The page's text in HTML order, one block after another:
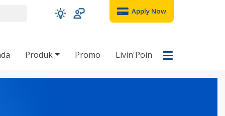
Apply Now
Produk Promo Livin'Poin